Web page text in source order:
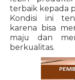
terbaik kepada
Kondisi ini
karena bisa
maju dan
berkualitas.